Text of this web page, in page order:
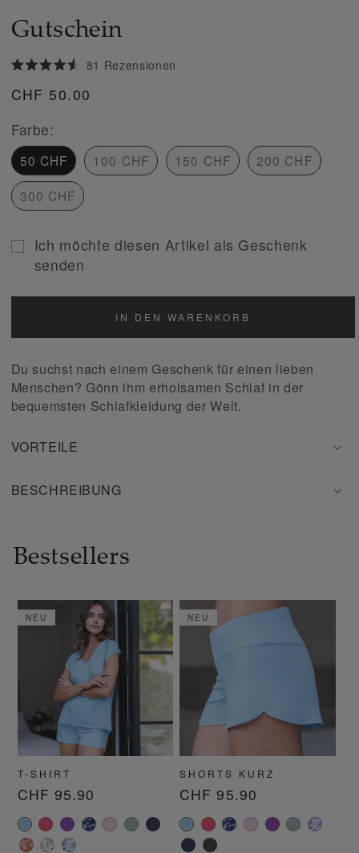
Modal
öffnen
Gutschein
4.6
von
Sternen
bewertet
81 Rezensionen
Rezensionen
zu
Normaler
CHF 50.00
Farbe:
50 CHF 100 CHF 150 CHF 200 CHF
300 CHF
Ich möchte diesen Artikel als Geschenk
senden
für
Geschenkgutscheins
minimiert
IN DEN WARENKORB
Du suchst nach einem Geschenk für einen lieben
Menschen? Gönn ihm erholsamen Schlaf in der
bequemsten Schlafkleidung der Welt.
VORTEILE
BESCHREIBUNG
Bestsellers
NEU
T-SHIRT
Normaler
Preis
CHF 95.90
NEU
SHORTS KURZ
Normaler
Preis
CHF 95.90